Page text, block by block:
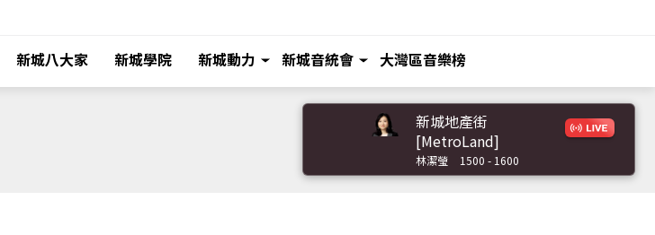
新城八大家 新城學院 新城動力 新城音統會 大灣區音樂榜
新城地產街
[MetroLand]
林潔瑩 1500 - 1600